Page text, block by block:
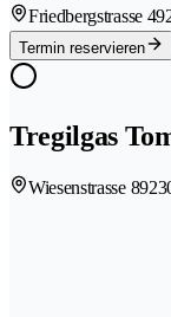
Friedbergstrasse 4
Termin reservieren
Tregilgas
Wiesenstrasse 8